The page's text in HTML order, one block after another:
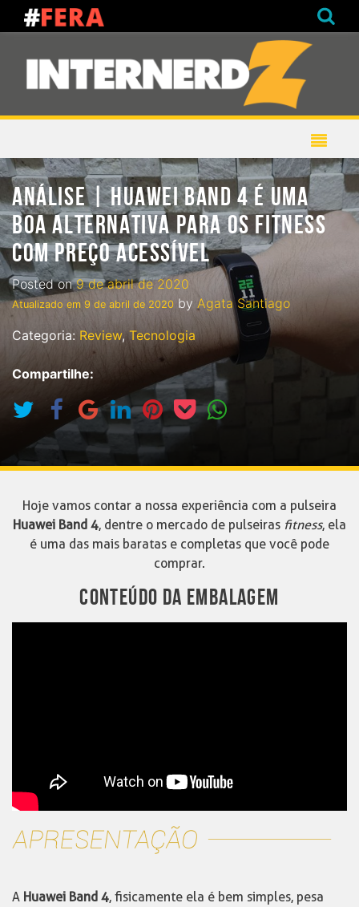
ANÁLISE | HUAWEI BAND 4 É UMA
BOA ALTERNATIVA PARA OS FITNESS
COM PREÇO ACESSÍVEL
Posted on9 de abril de 2020
Atualizado em 9 de abril de 2020 by Agata Santiago
Categoria: Review,Tecnologia
Compartilhe:
Hoje vamos contar a nossa experiência com a pulseira
Huawei Band 4, dentre o mercado de pulseiras fitness, ela
é uma das mais baratas e completas que você pode
comprar.
CONTEÚDO DA EMBALAGEM
A Huawei Band 4, fisicamente ela é bem simples, pesa